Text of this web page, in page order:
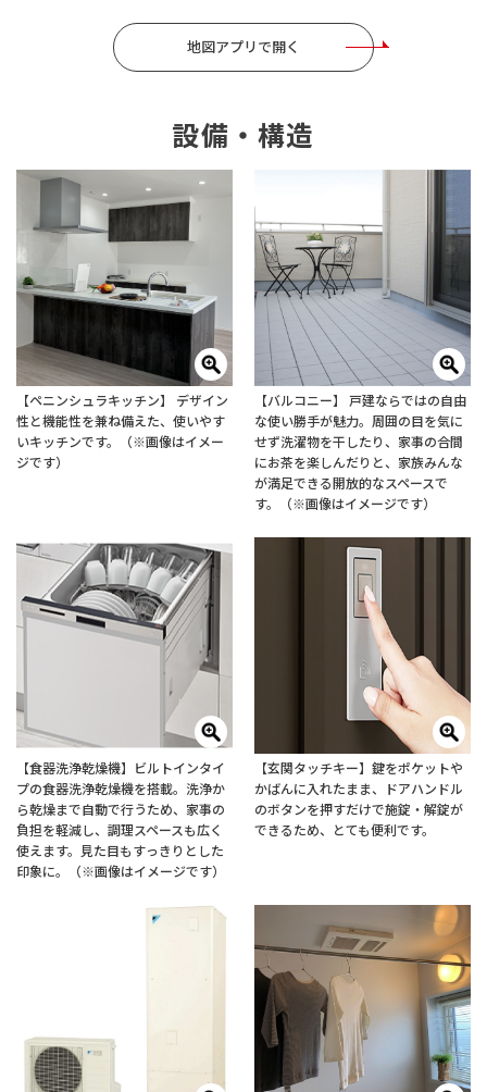
地図アプリで開く
設備・構造
【ペニンシュラキッチン】 デザイン
性と機能性を兼ね備えた、使いやす
いキッチンです。（※画像はイメー
ジです）
【バルコニー】 戸建ならではの自由
な使い勝手が魅力。周囲の目を気に
せず洗濯物を干したり、家事の合間
にお茶を楽しんだりと、家族みんな
が満足できる開放的なスペースで
す。（※画像はイメージです）
【食器洗浄乾燥機】ビルトインタイ
プの食器洗浄乾燥機を搭載。洗浄か
ら乾燥まで自動で行うため、家事の
負担を軽減し、調理スペースも広く
使えます。見た目もすっきりとした
印象に。（※画像はイメージです）
【玄関タッチキー】鍵をポケットや
かばんに入れたまま、ドアハンドル
のボタンを押すだけで施錠・解錠が
できるため、とても便利です。